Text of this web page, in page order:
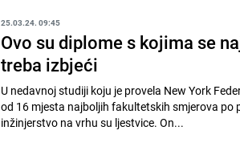
25.03.24. 09:45
Ovo su diplome s kojima se
treba izbjeći
U nedavnoj studiji koju je provela New York
od 16 mjesta najboljih fakultetskih smjerova
inžinjerstvo na vrhu su ljestvice. On...